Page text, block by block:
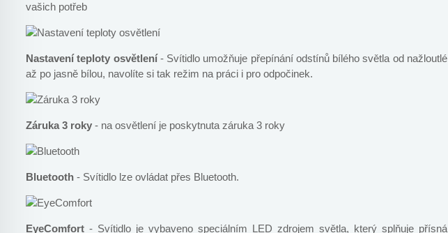
vašich potřeb
Nastavení teploty osvětlení- Svítidlo umožňuje přepínání odstínů bílého světla od nažloutlé
až po jasně bílou, navolíte si tak režim na práci i pro odpočinek.
Záruka 3 roky - na osvětlení je poskytnuta záruka 3 roky
Bluetooth - Svítidlo lze ovládat přes Bluetooth.
EyeComfort - Svítidlo je vybaveno speciálním LED zdrojem světla, který splňuje přísná